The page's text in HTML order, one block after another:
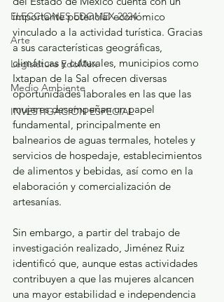
ELECCIONES EDOMEX 2024
Arte
Legislatura EdoMéx
Medio Ambiente
INVESTIGACIÓN ESPECIAL
importante potencial económico
vinculado a la actividad turística. Gracias
a sus características geográficas,
climáticas y culturales, municipios como
Ixtapan de la Sal ofrecen diversas
oportunidades laborales en las que las
mujeres desempeñan un papel
fundamental, principalmente en
balnearios de aguas termales, hoteles y
servicios de hospedaje, establecimientos
de alimentos y bebidas, así como en la
elaboración y comercialización de
artesanías.
Sin embargo, a partir del trabajo de
investigación realizado, Jiménez Ruiz
identificó que, aunque estas actividades
contribuyen a que las mujeres alcancen
una mayor estabilidad e independencia